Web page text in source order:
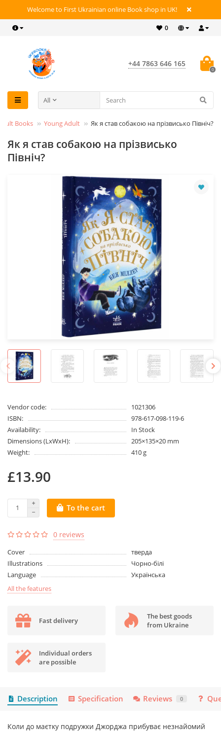
Welcome to First Ukrainian online Book shop in UK!
0
+44 7863 646 165
0
All
Books Young Adult Як я став собакою на прізвисько Північ?
Як я став собакою на прізвисько
Північ?
Vendor code:
1021306
ISBN:
978-617-098-119-6
Availability:
In Stock
Dimensions (LxWxH):
205×135×20 mm
Weight:
410 g
£13.90
To the cart
0 reviews
Cover
тверда
Illustrations
Чорно-білі
Language
Українська
All the features
Fast delivery
The best goods
from Ukraine
Individual orders
are possible
Description Specification Reviews 0
Коли до маєтку подружки Джорджа прибуває незнайомий